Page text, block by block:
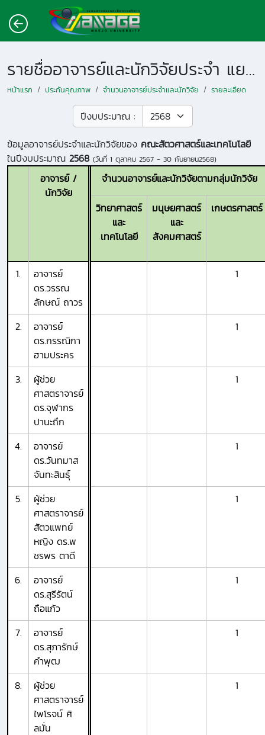
รายชื่ออาจารย์และนักวิจัยประจำ แยกตามหน่วยงาน
หน้าแรก ประกันคุณภาพ จำนวนอาจารย์ประจำและนักวิจัย รายละเอียด
ปีงบประมาณ :
ข้อมูลอาจารย์ประจำและนักวิจัยของ คณะสัตวศาสตร์และเทคโนโลยี
ในปีงบประมาณ 2568 (วันที่ 1 ตุลาคม 2567 - 30 กันยายน2568)
อาจารย์ /
นักวิจัย
จำนวนอาจารย์และนักวิจัยตามกลุ่มนักวิจัย
วิทยาศาสตร์
และ
เทคโนโลยี
มนุษยศาสตร์
และ
สังคมศาสตร์
เกษตรศาสตร์
1.
อาจารย์
ดร.วรรณ
ลักษณ์ ถาวร
1
2.
อาจารย์
ดร.กรรณิกา
ฮามประคร
1
3.
ผู้ช่วย
ศาสตราจารย์
ดร.จุฬากร
ปานะถึก
1
4.
อาจารย์
ดร.วันทมาส
จันทะสินธุ์
1
5.
ผู้ช่วย
ศาสตราจารย์
สัตวแพทย์
หญิง ดร.พ
ชรพร ตาดี
1
6.
อาจารย์
ดร.สุรีรัตน์
ถือแก้ว
1
7.
อาจารย์
ดร.สุภารักษ์
คำพุฒ
1
8.
ผู้ช่วย
ศาสตราจารย์
ไพโรจน์ ศิ
ลมั่น
1